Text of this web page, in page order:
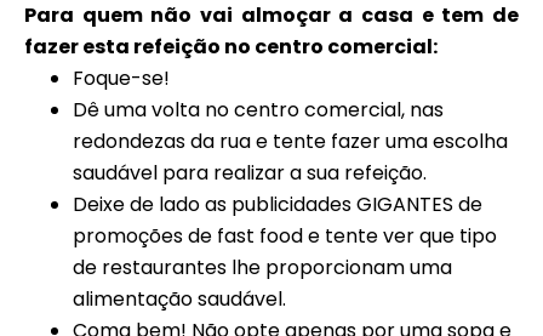
Para quem não vai almoçar a casa e tem de
fazer esta refeição no centro comercial:
Foque-se!
Dê uma volta no centro comercial, nas
redondezas da rua e tente fazer uma escolha
saudável para realizar a sua refeição.
Deixe de lado as publicidades GIGANTES de
promoções de fast food e tente ver que tipo
de restaurantes lhe proporcionam uma
alimentação saudável.